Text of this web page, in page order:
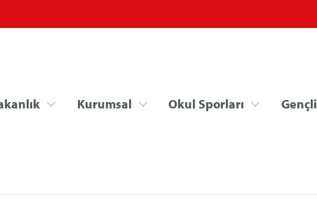
Kurumsal Okul Sporları